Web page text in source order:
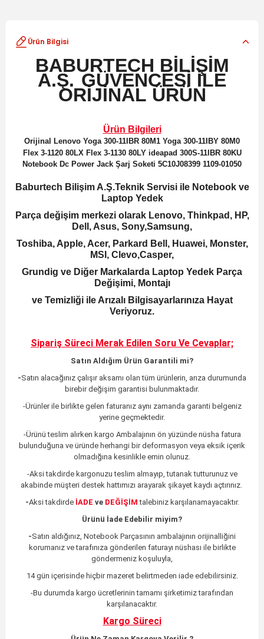
Ürün Bilgisi
BABURTECH BİLİŞİM
A.Ş. GÜVENCESİ İLE
ORİJİNAL ÜRÜN
Ürün Bilgileri
Orijinal Lenovo Yoga 300-11IBR 80M1 Yoga 300-11IBY 80M0
Flex 3-1120 80LX Flex 3-1130 80LY ideapad 300S-11IBR 80KU
Notebook Dc Power Jack Şarj Soketi 5C10J08399 1109-01050
Baburtech Bilişim A.Ş.Teknik Servisi ile Notebook ve
Laptop Yedek
Parça değişim merkezi olarak Lenovo, Thinkpad, HP,
Dell, Asus, Sony,Samsung,
Toshiba, Apple, Acer, Parkard Bell, Huawei, Monster,
MSI, Clevo,Casper,
Grundig ve Diğer Markalarda Laptop Yedek Parça
Değişimi, Montajı
ve Temizliği ile Arızalı Bilgisayarlarınıza Hayat
Veriyoruz.
Sipariş Süreci Merak Edilen Soru Ve Cevaplar;
Satın Aldığım Ürün Garantili mi?
-Satın alacağınız çalışır aksamı olan tüm ürünlerin, arıza durumunda
birebir değişim garantisi bulunmaktadır.
-Ürünler ile birlikte gelen faturanız aynı zamanda garanti belgeniz
yerine geçmektedir.
-Ürünü teslim alırken kargo Ambalajının ön yüzünde nüsha fatura
bulunduğuna ve üründe herhangi bir deformasyon veya eksik içerik
olmadığına kesinlikle emin olunuz.
-Aksi takdirde kargonuzu teslim almayıp, tutanak tutturunuz ve
akabinde müşteri destek hattımızı arayarak şikayet kaydı açtırınız.
-Aksi takdirde İADE ve DEĞİŞİM talebiniz karşılanamayacaktır.
Ürünü İade Edebilir miyim?
-Satın aldığınız, Notebook Parçasının ambalajının orijinalliğini
korumanız ve tarafınıza gönderilen faturayı nüshası ile birlikte
göndermeniz koşuluyla,
14 gün içerisinde hiçbir mazeret belirtmeden iade edebilirsiniz.
-Bu durumda kargo ücretlerinin tamamı şirketimiz tarafından
karşılanacaktır.
Kargo Süreci